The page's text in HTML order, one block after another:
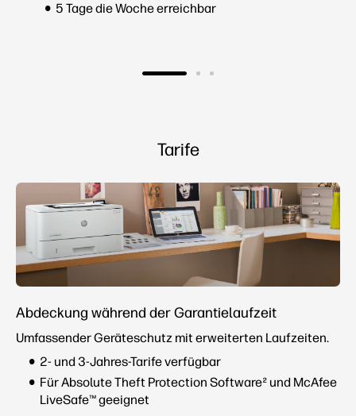
5 Tage die Woche erreichbar
Tarife
Abdeckung während der Garantielaufzeit
Umfassender Geräteschutz mit erweiterten Laufzeiten.
2- und 3-Jahres-Tarife verfügbar
Für Absolute Theft Protection Software² und McAfee
LiveSafe™ geeignet